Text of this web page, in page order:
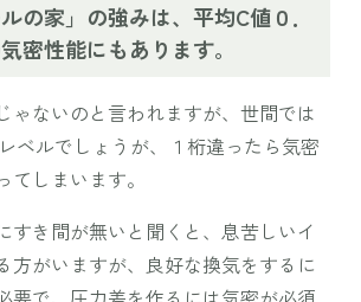
の家」の強みは、平均C値０．
密性能にもあります。
ゃないのと言われますが、世間では
ベルでしょうが、１桁違ったら気密
てしまいます。
すき間が無いと聞くと、息苦しいイ
方がいますが、良好な換気をするに